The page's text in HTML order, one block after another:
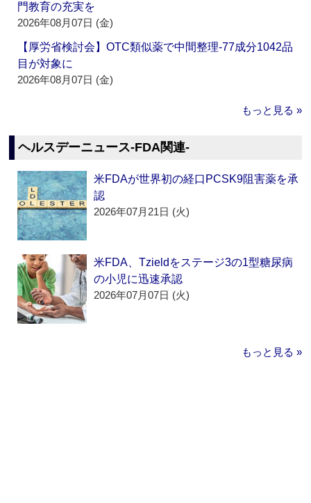
門教育の充実を
2026年08月07日 (金)
【厚労省検討会】OTC類似薬で中間整理‐77成分1042品
目が対象に
2026年08月07日 (金)
もっと見る »
ヘルスデーニュース‐FDA関連‐
米FDAが世界初の経口PCSK9阻害薬を承
認
2026年07月21日 (火)
米FDA、Tzieldをステージ3の1型糖尿病
の小児に迅速承認
2026年07月07日 (火)
もっと見る »